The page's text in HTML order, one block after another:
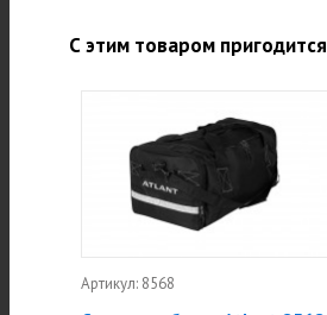
С этим товаром пригодится
Артикул: 8568